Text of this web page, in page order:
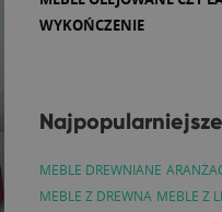
WYKOŃCZENIE
MEBLE DREWNIANE
MEBLE Z DREWNA MEBLE Z